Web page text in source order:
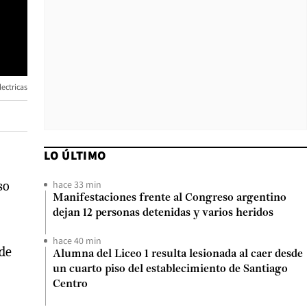
LO ÚLTIMO
hace 33 min
Manifestaciones frente al Congreso argentino
dejan 12 personas detenidas y varios heridos
hace 40 min
Alumna del Liceo 1 resulta lesionada al caer desde
un cuarto piso del establecimiento de Santiago
Centro